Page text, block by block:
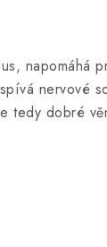
nervové
dobré